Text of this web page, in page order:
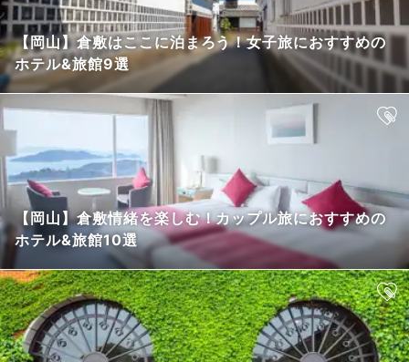
【岡山】倉敷はここに泊まろう！女子旅におすすめの
ホテル&旅館9選
【岡山】倉敷情緒を楽しむ！カップル旅におすすめの
ホテル&旅館10選